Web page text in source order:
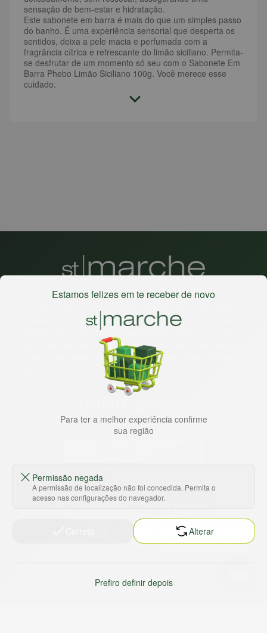
sensação de bem-estar e hidratação.
Este sabonete em barra é mais do que um simples passo
do banho. É uma experiência sensorial que desperta os
sentidos, deixa a pele macia e perfumada com a
fragrância cítrica e refrescante do limão siciliano. Permita-
se desfrutar de um momento só seu com o Sabonete Em
Barra Phebo Limão Siciliano 100g. Você merece esse
cuidado.
experiência de compras, a preços competitivos, pra você
comprar tudo o que precisa para seu dia a dia em um só
lugar. Além da loja online temos 31 lojas físicas na capital,
Grande São Paulo, litoral e interior de São Paulo. Vem ser
HORTUS COMERCIO DE ALIMENTOS S.A
Termos de serviço
Estamos felizes em te receber de novo
Para ter a melhor experiência confirme
sua região
Permissão negada
A permissão de localização não foi concedida. Permita o
acesso nas configurações do navegador.
Alterar
Prefiro definir depois